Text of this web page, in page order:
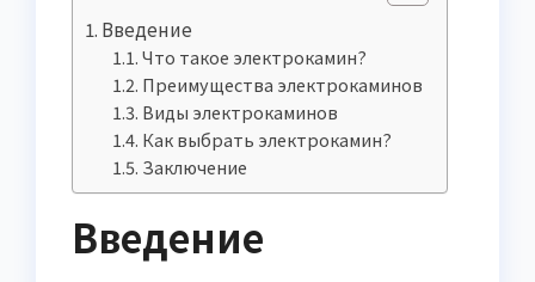
Введение
Что такое электрокамин?
Преимущества электрокаминов
Виды электрокаминов
Как выбрать электрокамин?
Заключение
Введение